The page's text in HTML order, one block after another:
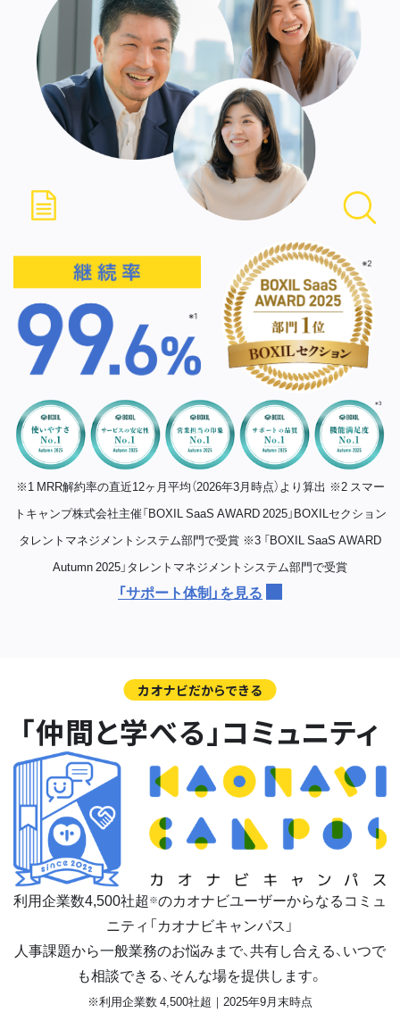
※1 MRR解約率の直近12ヶ月平均（2026年3月時点）より算出 ※2 スマー
トキャンプ株式会社主催「BOXIL SaaS AWARD 2025」BOXILセクション
タレントマネジメントシステム部門で受賞 ※3 「BOXIL SaaS AWARD
Autumn 2025」タレントマネジメントシステム部門で受賞
「サポート体制」を見る
カオナビだからできる
「仲間と学べる」コミュニティ
利用企業数4,500社超 ※のカオナビユーザーからなるコミュ
ニティ「カオナビキャンパス」
人事課題から一般業務のお悩みまで、共有し合える、いつで
も相談できる、そんな場を提供します。
※利用企業数 4,500社超｜2025年9月末時点